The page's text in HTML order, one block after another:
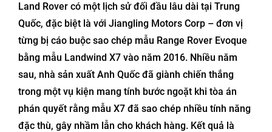
Land Rover có một lịch sử đối đầu lâu dài tại Trung
Quốc, đặc biệt là với Jiangling Motors Corp – đơn vị
từng bị cáo buộc sao chép mẫu Range Rover Evoque
bằng mẫu Landwind X7 vào năm 2016. Nhiều năm
sau, nhà sản xuất Anh Quốc đã giành chiến thắng
trong một vụ kiện mang tính bước ngoặt khi tòa án
phán quyết rằng mẫu X7 đã sao chép nhiều tính năng
đặc thù, gây nhầm lẫn cho khách hàng. Kết quả là